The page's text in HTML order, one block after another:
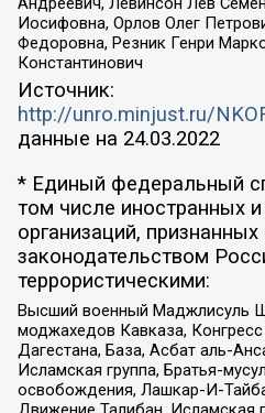
Иосифовна, Орлов Олег
Федоровна, Резник Генри
Константинович
Источник:
http://unro.minjust.ru/
данные на 24.03.2022
* Единый федеральный
том числе иностранных
организаций,
законодательством
террористическими:
Высший военный Маджлисуль
моджахедов Кавказа,
Дагестана, База, Асбат аль-
Исламская группа, Братья-
освобождения, Лашкар-И-